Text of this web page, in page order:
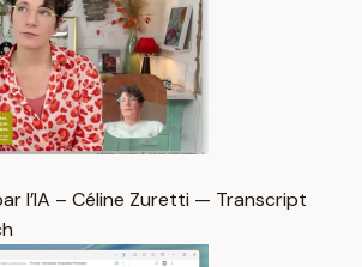
l’IA – Céline Zuretti — Transcript